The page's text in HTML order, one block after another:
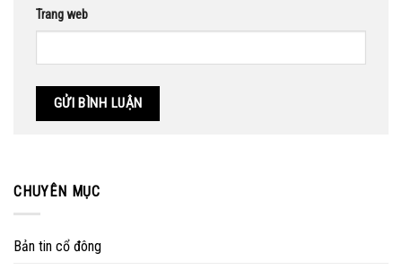
Trang web
CHUYÊN MỤC
Bản tin cổ đông